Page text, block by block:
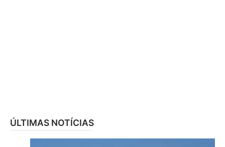
ÚLTIMAS NOTÍCIAS